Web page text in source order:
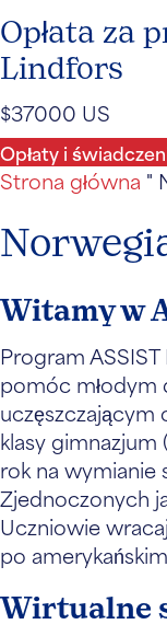
Opłata za
Lindfors
$37000 US
Opłaty i
Strona główna "
Witamy w
Program
pomóc młodym
uczęszczającym
klasy gimnazjum
rok na wymianie
Zjednoczonych
Uczniowie
po
Wirtualne